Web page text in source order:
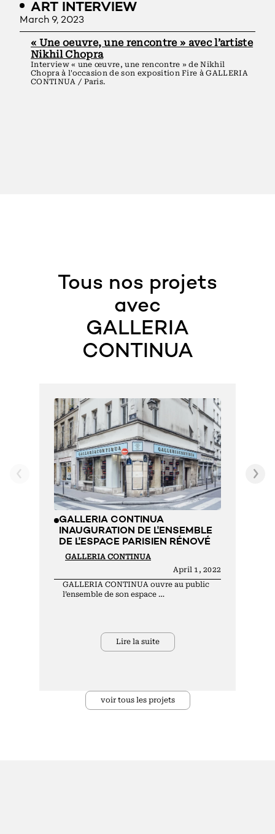
ART INTERVIEW
March 9, 2023
« Une oeuvre, une rencontre » avec l’artiste
Nikhil Chopra
Interview « une œuvre, une rencontre » de Nikhil
Chopra à l'occasion de son exposition Fire à GALLERIA
CONTINUA / Paris.
Tous nos projets
avec
GALLERIA
CONTINUA
GALLERIA CONTINUA
INAUGURATION DE L'ENSEMBLE
DE L'ESPACE PARISIEN RÉNOVÉ
GALLERIA CONTINUA
April 1, 2022
GALLERIA CONTINUA ouvre au public
l’ensemble de son espace …
Lire la suite
voir tous les projets